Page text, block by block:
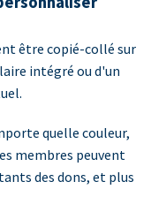
être copié-collé sur
intégré ou d'un
quelle couleur,
membres peuvent
des dons, et plus